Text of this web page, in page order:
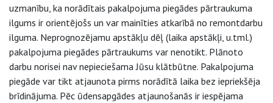
uzmanību, ka norādītais pakalpojuma piegādes pārtraukuma
ilgums ir orientējošs un var mainīties atkarībā no remontdarbu
ilguma. Neprognozējamu apstākļu dēļ (laika apstākļi, u.tml.)
pakalpojuma piegādes pārtraukums var nenotikt. Plānoto
darbu norisei nav nepieciešama Jūsu klātbūtne. Pakalpojuma
piegāde var tikt atjaunota pirms norādītā laika bez iepriekšēja
brīdinājuma. Pēc ūdensapgādes atjaunošanās ir iespējama